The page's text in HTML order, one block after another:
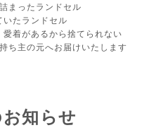
まったランドセル
いたランドセル
着があるから捨てられない
ち主の元へお届けいたします
知らせ